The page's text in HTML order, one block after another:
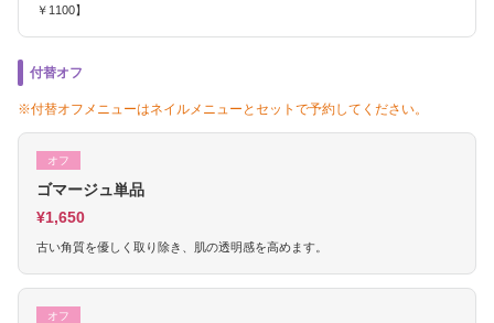
￥1100】
付替オフ
※付替オフメニューはネイルメニューとセットで予約してください。
オフ
ゴマージュ単品
¥1,650
古い角質を優しく取り除き、肌の透明感を高めます。
オフ